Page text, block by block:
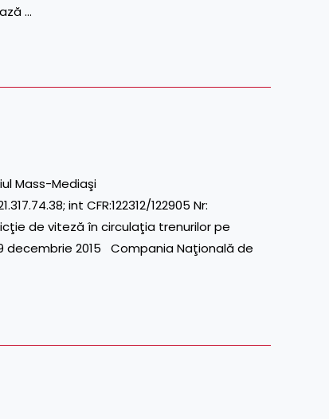
…
Mass-Mediaşi
int CFR:122312/122905 Nr:
de viteză în circulaţia trenurilor pe
2015 Compania Naţională de